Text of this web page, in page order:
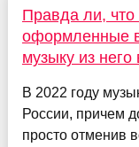
Правда ли, что
оформленные в
музыку из
В 2022 году
России, причем
просто отменив